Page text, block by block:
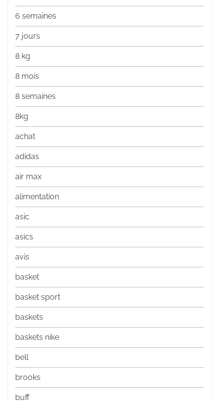
6 semaines
7 jours
8 kg
8 mois
8 semaines
8kg
achat
adidas
air max
alimentation
asic
asics
avis
basket
basket sport
baskets
baskets nike
bell
brooks
buff